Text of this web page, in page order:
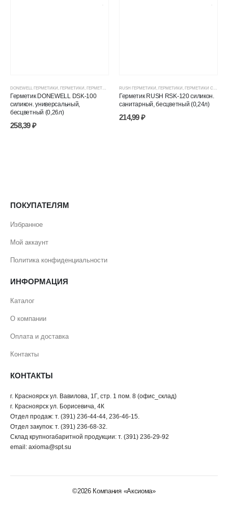
DONEWELL ГЕРМЕТИКИ, ГЕРМЕТИКИ, ГЕРМЕТИКИ СИЛИКОНОВЫЕ ,ГЕРМЕТИКИ, КЛЕИ, ПЕНЫ,ЦЕНОВЫЕ
Герметик DONEWELL DSK-100
силикон. универсальный,
бесцветный (0,26л)
258,39₽
RUSH ГЕРМЕТИКИ, ГЕРМЕТИКИ, ГЕРМЕТИКИ СИЛИКОНОВЫЕ
Герметик RUSH RSK-120 силикон.
санитарный, бесцветный (0,24л)
214,99₽
ПОКУПАТЕЛЯМ
Избранное
Мой аккаунт
Политика конфиденциальности
ИНФОРМАЦИЯ
Каталог
О компании
Оплата и доставка
Контакты
КОНТАКТЫ
г. Красноярск ул. Вавилова, 1Г, стр. 1 пом. 8 (офис_склад)
г. Красноярск ул. Борисевича, 4К
Отдел продаж: т. (391) 236-44-44, 236-46-15.
Отдел закупок: т. (391) 236-68-32.
Склад крупногабаритной продукции: т. (391) 236-29-92
email: axioma@spt.su
©2026 Компания «Аксиома»